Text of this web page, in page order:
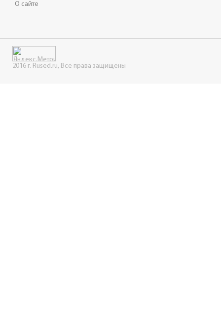
О сайте
2016 г. Rused.ru, Все права защищены